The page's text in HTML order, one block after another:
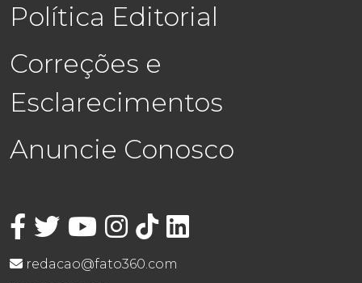
Política Editorial
Correções e
Esclarecimentos
Anuncie Conosco
redacao@fato360.com